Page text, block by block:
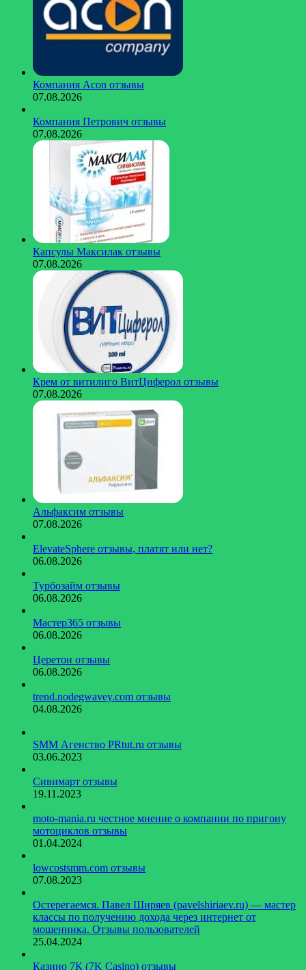
Компания Acon отзывы
07.08.2026
Компания Петрович отзывы
07.08.2026
Капсулы Максилак отзывы
07.08.2026
Крем от витилиго ВитЦиферол отзывы
07.08.2026
Альфаксим отзывы
07.08.2026
ElevateSphere отзывы, платят или нет?
06.08.2026
Турбозайм отзывы
06.08.2026
Мастер365 отзывы
06.08.2026
Церетон отзывы
06.08.2026
trend.nodegwavey.com отзывы
04.08.2026
SMM Агенство PRtut.ru отзывы
03.06.2023
Сивимарт отзывы
19.11.2023
moto-mania.ru честное мнение о компании по пригону
мотоциклов отзывы
01.04.2024
lowcostsmm.com отзывы
07.08.2023
Остерегаемся. Павел Ширяев (pavelshiriaev.ru) — мастер
классы по получению дохода через интернет от
мошенника. Отзывы пользователей
25.04.2024
Казино 7К (7K Casino) отзывы